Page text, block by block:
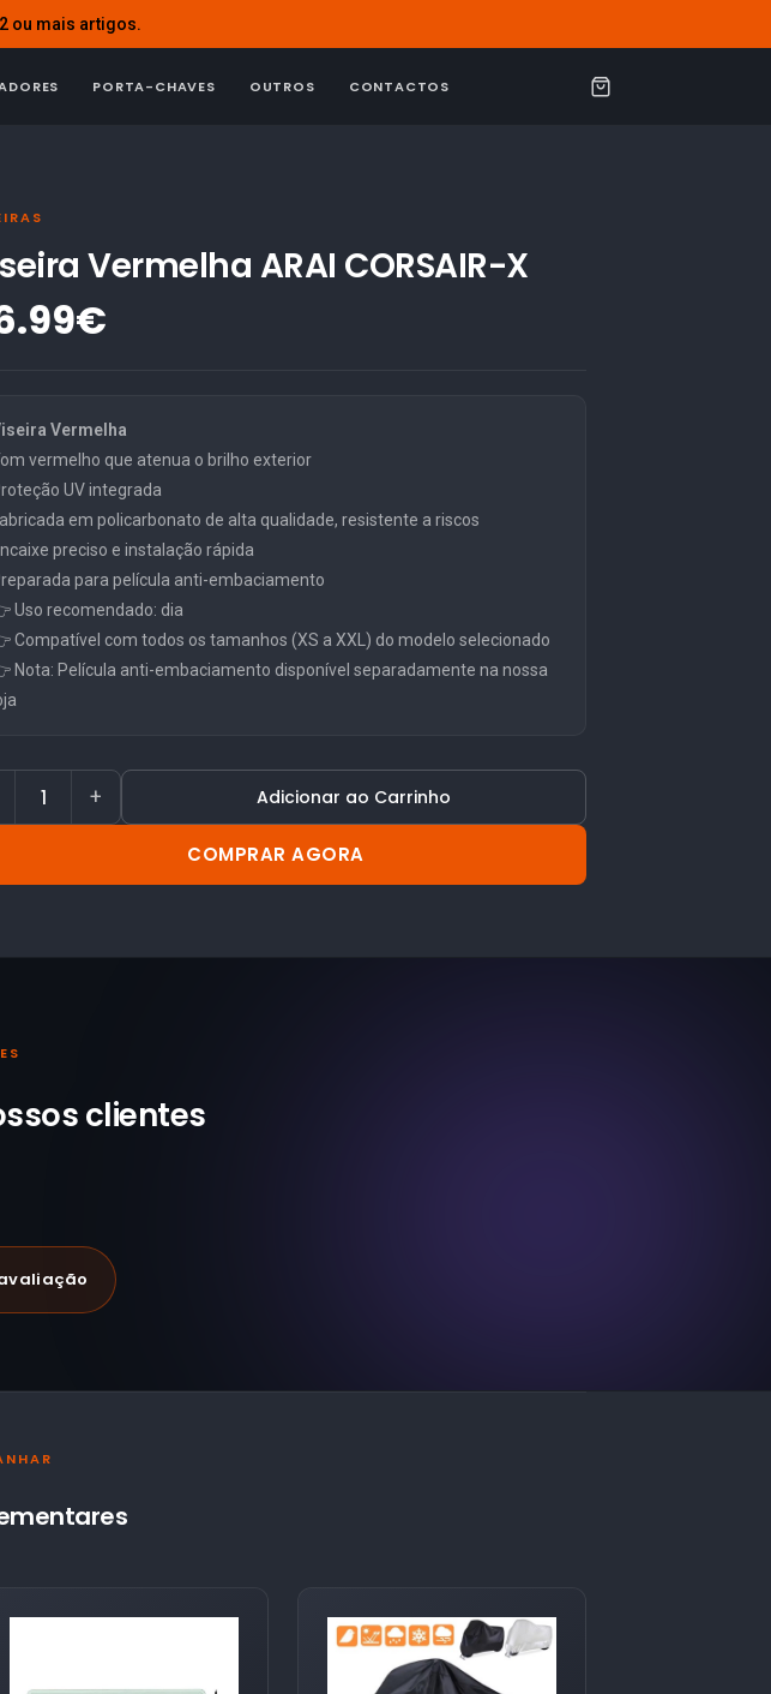
ou mais artigos.
PORTA-CHAVES OUTROS CONTACTOS
C
Vermelha ARAI CORSAIR-X
Vermelha
vermelho que atenua o brilho exterior
UV integrada
em policarbonato de alta qualidade, resistente a riscos
preciso e instalação rápida
para película anti-embaciamento
Uso recomendado: dia
Compatível com todos os tamanhos (XS a XXL) do modelo selecionado
Nota: Película anti-embaciamento disponível separadamente na nossa
+ Adicionar ao Carrinho
COMPRAR AGORA
clientes